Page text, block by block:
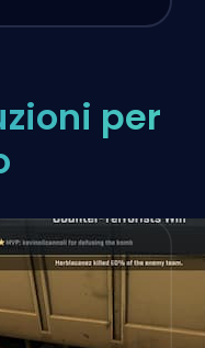
per